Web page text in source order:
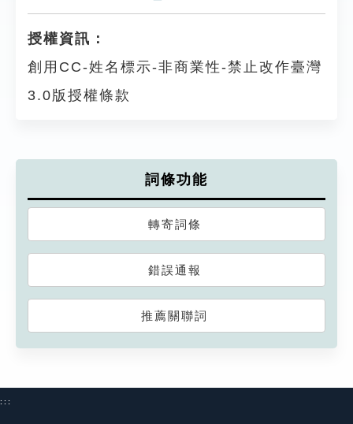
授權資訊：
創用CC-姓名標示-非商業性-禁止改作臺灣
3.0版授權條款
詞條功能
轉寄詞條
錯誤通報
推薦關聯詞
:::